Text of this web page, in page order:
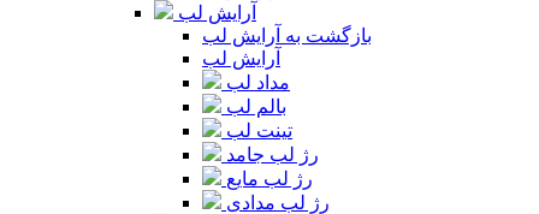
آرایش لب
بازگشت به آرایش لب
آرایش لب
مداد لب
بالم لب
تینت لب
رژ لب جامد
رژ لب مایع
رژ لب مدادی